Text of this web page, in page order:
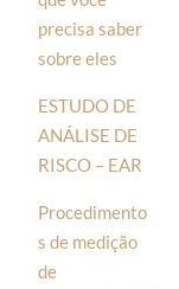
precisa saber
sobre eles
ESTUDO DE
ANÁLISE DE
RISCO – EAR
Procedimento
s de medição
de